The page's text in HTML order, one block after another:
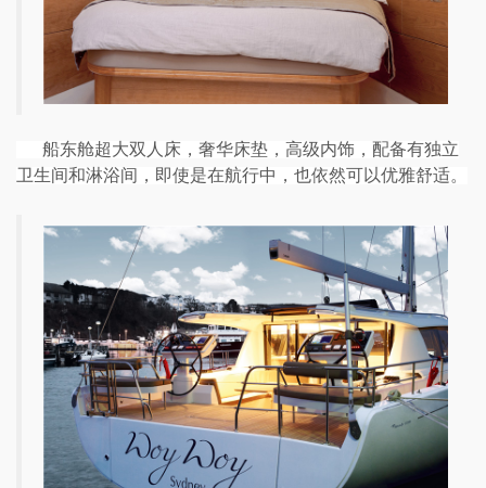
船东舱超大双人床，奢华床垫，高级内饰，配备有独立
卫生间和淋浴间，即使是在航行中，也依然可以优雅舒适。